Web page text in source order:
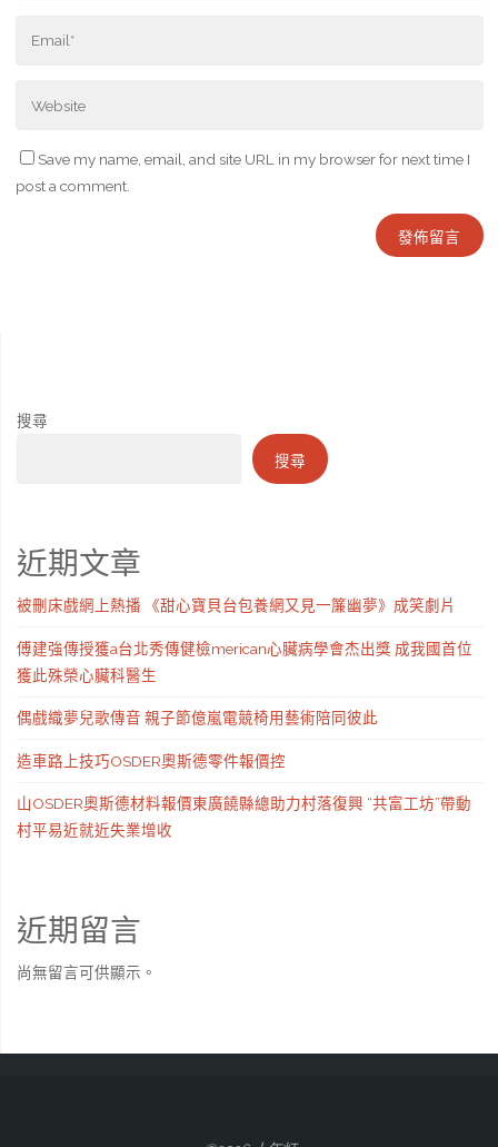
Save my name, email, and site URL in my browser for next time I
post a comment.
搜尋
搜尋
近期文章
被刪床戲網上熱播 《甜心寶貝台包養網又見一簾幽夢》成笑劇片
傅建強傳授獲a台北秀傳健檢merican心臟病學會杰出獎 成我國首位
獲此殊榮心臟科醫生
偶戲織夢兒歌傳音 親子節億嵐電競椅用藝術陪同彼此
造車路上技巧OSDER奧斯德零件報價控
山OSDER奧斯德材料報價東廣饒縣總助力村落復興 “共富工坊”帶動
村平易近就近失業增收
近期留言
尚無留言可供顯示。